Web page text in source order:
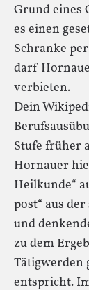
Grund eines
es einen
Schranke
darf
verbieten.
Dein
Stufe früher
Hornauer
Heilkunde“
post“ aus
und
zu dem
Tätigwerden
entspricht.